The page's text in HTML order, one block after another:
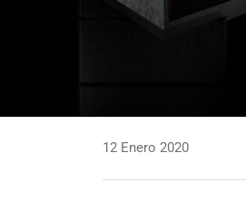
12 Enero 2020